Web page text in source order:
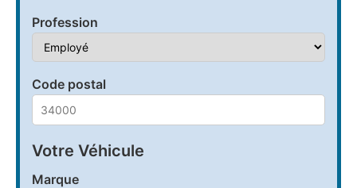
Profession
Code postal
Votre Véhicule
Marque